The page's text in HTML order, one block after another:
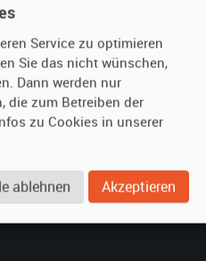
Hilfe
Häufige Fragen (FAQ)
So funktioniert's
Service zu optimieren
Sie das nicht wünschen,
Dann werden nur
die zum Betreiben der
zu Cookies in unserer
ablehnen Akzeptieren